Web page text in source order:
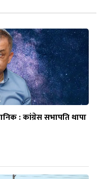
: कांग्रेस सभापति थापा